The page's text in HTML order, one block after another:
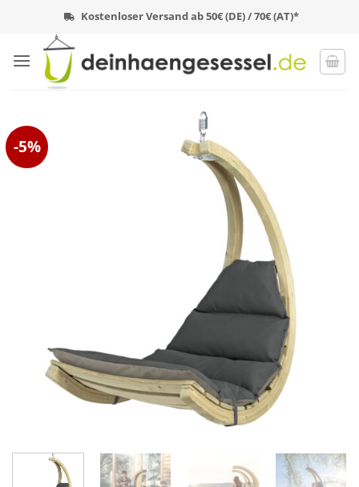
springen
Kostenloser Versand ab 50€ (DE) / 70€ (AT)*
-5%